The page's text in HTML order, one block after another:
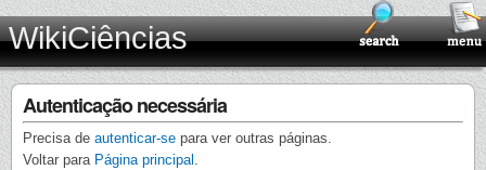
WikiCiências
Autenticação necessária
Precisa de autenticar-se para ver outras páginas.
Voltar para Página principal .